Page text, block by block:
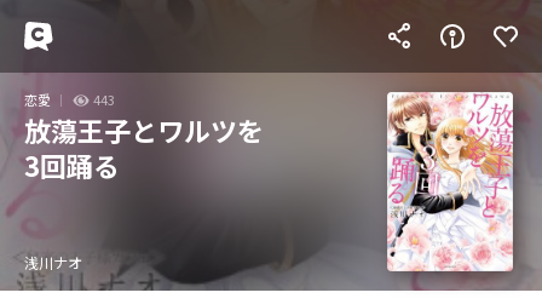
恋愛 443
放蕩王子とワルツを
3回踊る
浅川ナオ